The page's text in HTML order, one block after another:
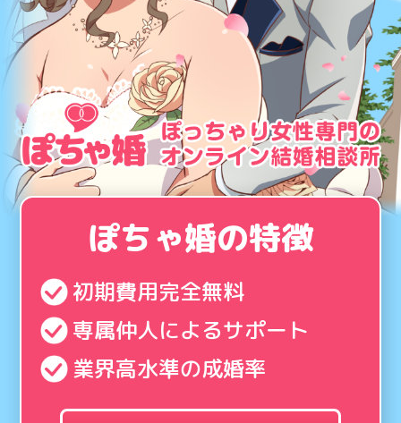
ぽちゃ婚の特徴
初期費用完全無料
専属仲人によるサポート
業界高水準の成婚率